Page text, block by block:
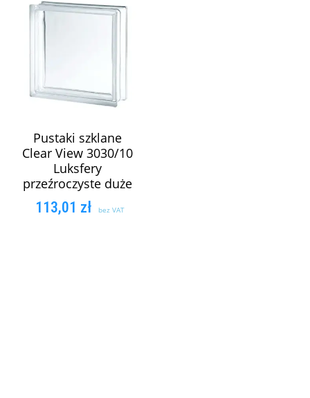
Pustaki szklane
Clear View 3030/10
Luksfery
przeźroczyste duże
113,01 zł bez VAT